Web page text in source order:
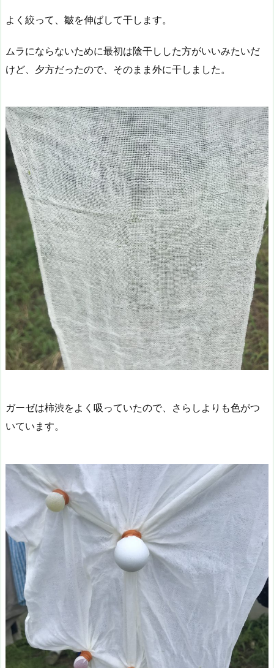
よく絞って、皺を伸ばして干します。
ムラにならないために最初は陰干しした方がいいみたいだ
けど、夕方だったので、そのまま外に干しました。
ガーゼは柿渋をよく吸っていたので、さらしよりも色がつ
いています。